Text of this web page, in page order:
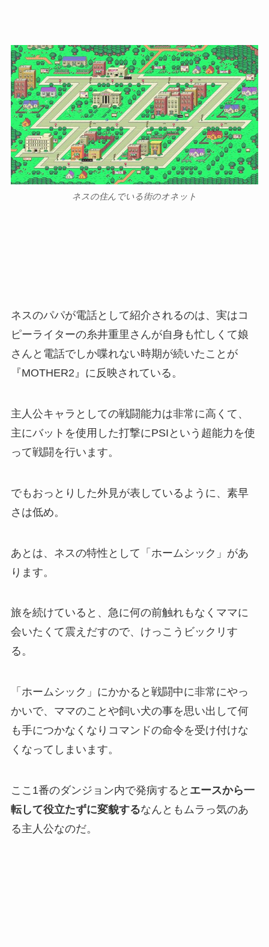
ネスの住んでいる街のオネット
ネスのパパが電話として紹介されるのは、 実はコ
ピーライターの糸井重里さんが自身も忙しくて娘
さんと電話でしか喋れない時期が続いたことが
『MOTHER2』に反映されている。
主人公キャラとしての戦闘能力は非常に高くて、
主にバットを使用した打撃にPSIという超能力を使
って戦闘を行います。
でもおっとりした外見が表しているように、素早
さは低め。
あとは、ネスの特性として「ホームシック」があ
ります。
旅を続けていると、 急に何の前触れもなくママに
会いたくて震えだすので、けっこうビックリす
る。
「ホームシック」にかかると戦闘中に非常にやっ
かいで、ママのことや飼い犬の事を思い出して何
も手につかなくなりコマンドの命令を受け付けな
くなってしまいます。
ここ1番のダンジョン内で発病すると エースから一
転して役立たずに変貌するなんともムラっ気のあ
る主人公なのだ。